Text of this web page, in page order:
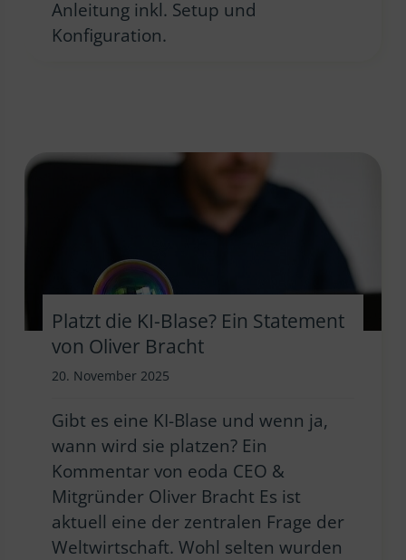
Anleitung inkl. Setup und
Konfiguration.
Platzt die KI-Blase? Ein Statement
von Oliver Bracht
20. November 2025
Gibt es eine KI-Blase und wenn ja,
wann wird sie platzen? Ein
Kommentar von eoda CEO &
Mitgründer Oliver Bracht Es ist
aktuell eine der zentralen Frage der
Weltwirtschaft. Wohl selten wurden